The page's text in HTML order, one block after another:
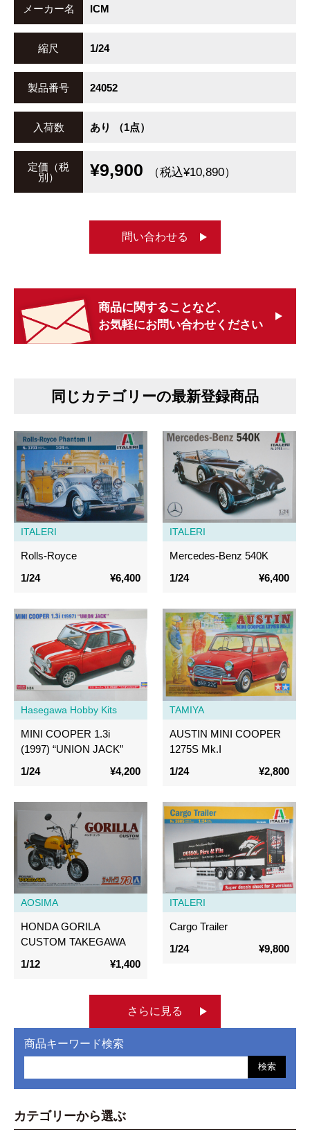
メーカー名 ICM
縮尺 1/24
製品番号 24052
入荷数 あり （1点）
定価（税
別）
¥9,900 （税込¥10,890）
問い合わせる
商品に関することなど、
お気軽にお問い合わせください
同じカテゴリーの最新登録商品
ITALERI
Rolls-Royce
1/24
¥6,400
ITALERI
Mercedes-Benz 540K
1/24
¥6,400
Hasegawa Hobby Kits
MINI COOPER 1.3i
(1997) “UNION JACK”
1/24
¥4,200
TAMIYA
AUSTIN MINI COOPER
1275S Mk.I
1/24
¥2,800
AOSIMA
HONDA GORILA
CUSTOM TAKEGAWA
1/12
¥1,400
ITALERI
Cargo Trailer
1/24
¥9,800
さらに見る
商品キーワード検索
検索
カテゴリーから選ぶ